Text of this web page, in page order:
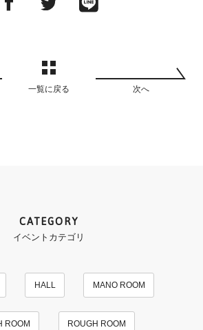
一覧に戻る 次へ
CATEGORY
イベントカテゴリ
HALL MANO ROOM
ROOM ROUGH ROOM